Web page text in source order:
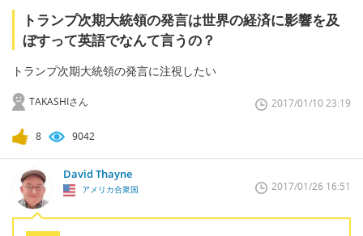
トランプ次期大統領の発言は世界の経済に影響を及
ぼすって英語でなんて言うの？
トランプ次期大統領の発言に注視したい
TAKASHIさん 2017/01/10 23:19
8 9042
David Thayne
アメリカ合衆国 2017/01/26 16:51